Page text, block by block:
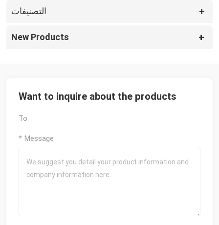
التصنيفات
New Products
Want to inquire about the products
To:
* Message